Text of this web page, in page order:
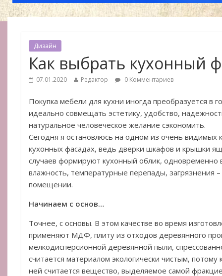
Дизайн
Как выбрать кухонный
07.01.2020 Редактор 0 Комментариев
Покупка мебели для кухни иногда преобразуется в
идеально совмещать эстетику, удобство,
натуральное человеческое желание сэкономить.
Сегодня я остановлюсь на одном из очень видимых
кухонных фасадах, ведь дверки шкафов и крышки
случаев формируют кухонный облик, одновременно
влажность, температурные перепады, загрязнения
помещении.
Начинаем с основ…
Точнее, с основы. В этом качестве во время
применяют МДФ, плиту из отходов деревянного
мелкодисперсионной деревянной пыли,
считается материалом экологически чистым,
ней считается вещество, выделяемое самой